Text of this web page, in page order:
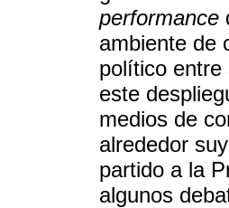
performance
ambiente de
político entre
este
medios de
alrededor
partido a la
algunos